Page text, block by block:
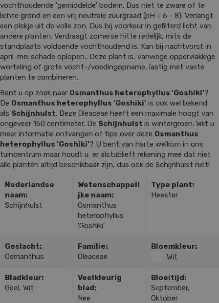
vochthoudende 'gemiddelde' bodem. Dus niet te zware of te
lichte grond en een vrij neutrale zuurgraad (pH = 6 - 8). Verlangt
een plekje uit de volle zon. Dus bij voorkeur in gefilterd licht van
andere planten. Verdraagt zomerse hitte redelijk, mits de
standplaats voldoende vochthoudend is. Kan bij nachtvorst in
april-mei schade oplopen.. Deze plant is, vanwege oppervlakkige
worteling of grote vocht-/voedingopname, lastig met vaste
planten te combineren.
Bent u op zoek naar Osmanthus heterophyllus 'Goshiki'?
De Osmanthus heterophyllus 'Goshiki' is ook wel bekend
als Schijnhulst. Deze Oleaceae heeft een maximale hoogt van
ongeveer 150 centimeter. De Schijnhulst is wintergroen. Wilt u
meer informatie ontvangen of tips over deze Osmanthus
heterophyllus 'Goshiki'? U bent van harte welkom in ons
tuincentrum maar houdt u er alstublieft rekening mee dat niet
alle planten altijd beschikbaar zijn, dus ook de Schijnhulst niet!
Nederlandse
naam:
Schijnhulst
Wetenschappeli
jke naam:
Osmanthus
heterophyllus
'Goshiki'
Type plant:
Heester
Geslacht:
Osmanthus
Familie:
Oleaceae
Bloemkleur:
Wit
Bladkleur:
Geel, Wit
Veelkleurig
blad:
Nee
Bloeitijd:
September,
Oktober